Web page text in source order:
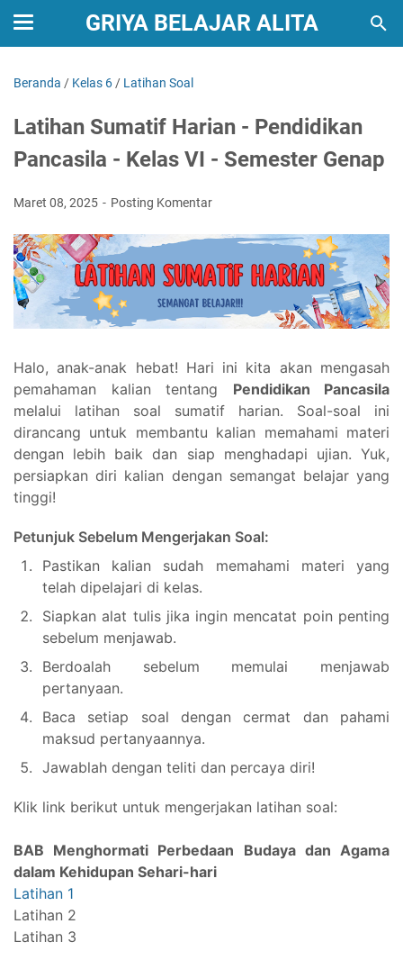
GRIYA BELAJAR ALITA
Beranda / Kelas 6 / Latihan Soal
Latihan Sumatif Harian - Pendidikan
Pancasila - Kelas VI - Semester Genap
Maret 08, 2025 Posting Komentar
Halo, anak-anak hebat! Hari ini kita akan mengasah
pemahaman kalian tentang Pendidikan Pancasila
melalui latihan soal sumatif harian. Soal-soal ini
dirancang untuk membantu kalian memahami materi
dengan lebih baik dan siap menghadapi ujian. Yuk,
persiapkan diri kalian dengan semangat belajar yang
tinggi!
Petunjuk Sebelum Mengerjakan Soal:
Pastikan kalian sudah memahami materi yang
telah dipelajari di kelas.
Siapkan alat tulis jika ingin mencatat poin penting
sebelum menjawab.
Berdoalah sebelum memulai menjawab
pertanyaan.
Baca setiap soal dengan cermat dan pahami
maksud pertanyaannya.
Jawablah dengan teliti dan percaya diri!
Klik link berikut untuk mengerjakan latihan soal:
BAB Menghormati Perbedaan Budaya dan Agama
dalam Kehidupan Sehari-hari
Latihan 1
Latihan 2
Latihan 3